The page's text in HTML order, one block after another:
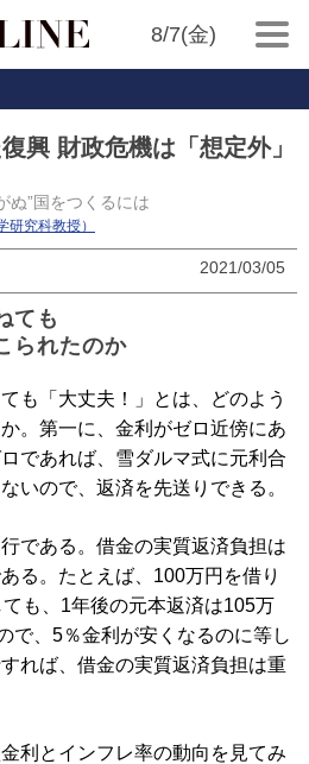
8/7(金)
興 財政危機は「想定外」
ぬ”国をつくるには
研究科教授）
2021/03/05
ても
られたのか
も「大丈夫！」とは、どのよう
。第一に、金利がゼロ近傍にあ
であれば、雪ダルマ式に元利合
いので、返済を先送りできる。
である。借金の実質返済負担は
る。たとえば、100万円を借り
も、1年後の元本返済は105万
で、5％金利が安くなるのに等し
れば、借金の実質返済負担は重
利とインフレ率の動向を見てみ